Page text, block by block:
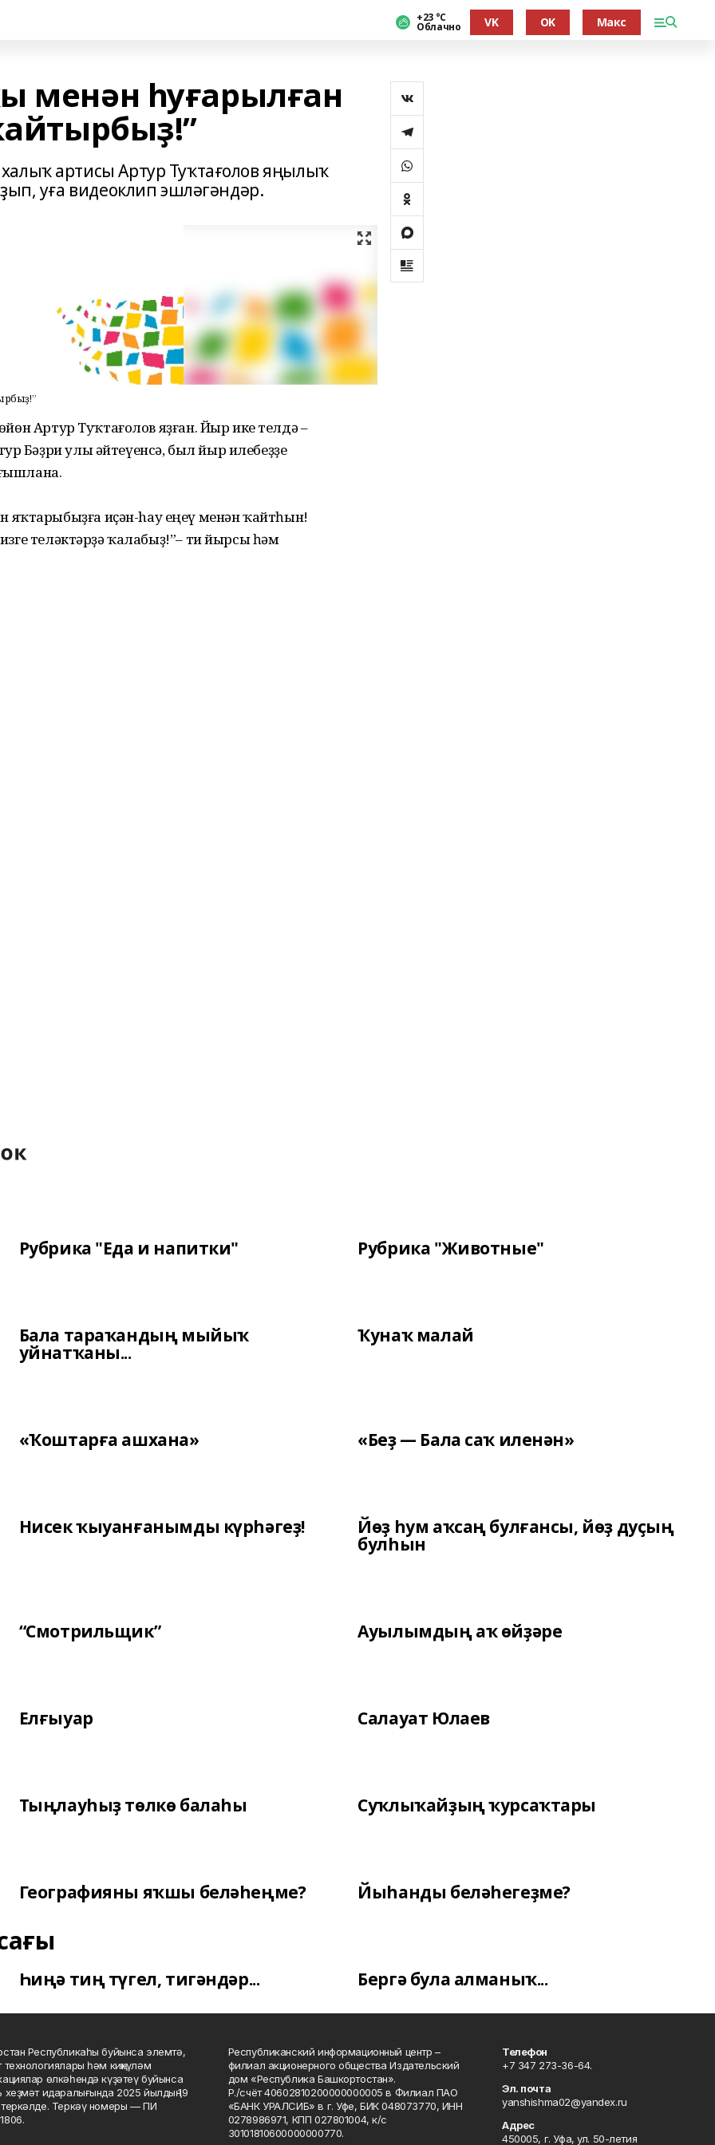
+23 °С
Облачно VK OK Макс
менән һуғарылған
артисы Артур Туҡтағолов яңылыҡ
уға видеоклип эшләгәндәр.
Артур Туҡтағолов яҙған. Йыр ике телдә –
Бәҙри улы әйтеүенсә, был йыр илебеҙҙе
иҫән-hау еңеү менән ҡайтһын!
теләктәрҙә ҡалабыҙ!”– ти йырсы һәм
Рубрика "Еда и напитки" Рубрика "Животные"
Бала тараҡандың мыйыҡ
уйнатҡаны...
Ҡунаҡ малай
«Ҡоштарға ашхана» «Беҙ — Бала саҡ иленән»
Нисек ҡыуанғанымды күрһәгеҙ! Йөҙ һум аҡсаң булғансы, йөҙ дуҫың
булһын
“Смотрильщик” Ауылымдың аҡ өйҙәре
Елғыуар Салауат Юлаев
Тыңлауһыҙ төлкө балаһы Суҡлыҡайҙың ҡурсаҡтары
Географияны яҡшы беләһеңме? Йыһанды беләһегеҙме?
Һиңә тиң түгел, тигәндәр... Бергә була алманыҡ...
Республикаһы буйынса элемтә,
һәм киңкүләм
өлкәһендә күҙәтеү буйынса
хеҙмәт идаралығында 2025 йылдың 19
Теркәү номеры — ПИ
Республиканский информационный центр –
филиал акционерного общества Издательский
дом «Республика Башкортостан».
Р./счёт 40602810200000000005 в Филиал ПАО
«БАНК УРАЛСИБ» в г. Уфе, БИК 048073770, ИНН
0278986971, КПП 027801004, к/с
30101810600000000770.
Телефон
+7 347 273-36-64.
Эл. почта
yanshishma02@yandex.ru
Адрес
450005, г. Уфа, ул. 50-летия